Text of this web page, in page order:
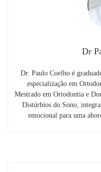
Dr
Dr. Paulo Coelho é
especialização em
Mestrado em Ortodontia e
Distúrbios do Sono,
emocional para uma